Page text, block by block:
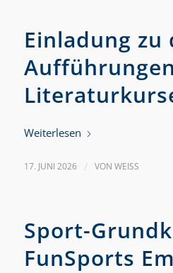
Einladung zu
Weiterlesen
17. JUNI 2026 / VON WEISS
Sport-
FunSports